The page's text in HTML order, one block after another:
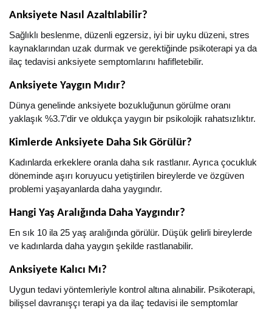
Anksiyete Nasıl Azaltılabilir?
Sağlıklı beslenme, düzenli egzersiz, iyi bir uyku düzeni, stres
kaynaklarından uzak durmak ve gerektiğinde psikoterapi ya da
ilaç tedavisi anksiyete semptomlarını hafifletebilir.
Anksiyete Yaygın Mıdır?
Dünya genelinde anksiyete bozukluğunun görülme oranı
yaklaşık %3.7’dir ve oldukça yaygın bir psikolojik rahatsızlıktır.
Kimlerde Anksiyete Daha Sık Görülür?
Kadınlarda erkeklere oranla daha sık rastlanır. Ayrıca çocukluk
döneminde aşırı koruyucu yetiştirilen bireylerde ve özgüven
problemi yaşayanlarda daha yaygındır.
Hangi Yaş Aralığında Daha Yaygındır?
En sık 10 ila 25 yaş aralığında görülür. Düşük gelirli bireylerde
ve kadınlarda daha yaygın şekilde rastlanabilir.
Anksiyete Kalıcı Mı?
Uygun tedavi yöntemleriyle kontrol altına alınabilir. Psikoterapi,
bilişsel davranışçı terapi ya da ilaç tedavisi ile semptomlar